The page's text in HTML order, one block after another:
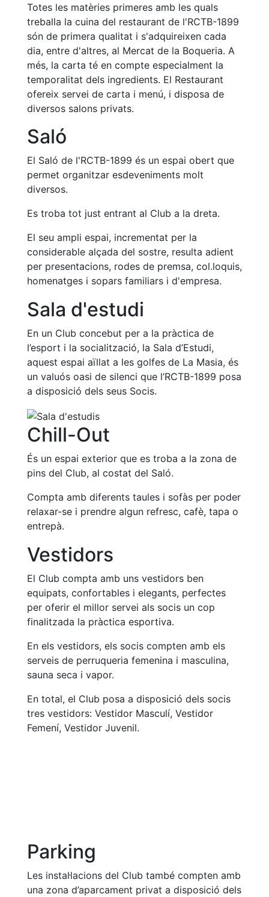
Restaurant
L'Snack
Casa Arilla
Chill Out
Bar
Patrocini
Patrocinadors
Avantatges
Publicitat a la
Revista
Vols ser
Patrocinador
del Club?
Notícies
Inscripcions
Godó
del
Soci/a
Totes les matèries primeres amb les quals
treballa la cuina del restaurant de l'RCTB-1899
són de primera qualitat i s'adquireixen cada
dia, entre d'altres, al Mercat de la Boqueria. A
més, la carta té en compte especialment la
temporalitat dels ingredients. El Restaurant
ofereix servei de carta i menú, i disposa de
diversos salons privats.
Saló
El Saló de l'RCTB-1899 és un espai obert que
permet organitzar esdeveniments molt
diversos.
Es troba tot just entrant al Club a la dreta.
El seu ampli espai, incrementat per la
considerable alçada del sostre, resulta adient
per presentacions, rodes de premsa, col.loquis,
homenatges i sopars familiars i d'empresa.
Sala d'estudi
En un Club concebut per a la pràctica de
l’esport i la socialització, la Sala d’Estudi,
aquest espai aïllat a les golfes de La Masia, és
un valuós oasi de silenci que l’RCTB-1899 posa
a disposició dels seus Socis.
Chill-Out
És un espai exterior que es troba a la zona de
pins del Club, al costat del Saló.
Compta amb diferents taules i sofàs per poder
relaxar-se i prendre algun refresc, cafè, tapa o
entrepà.
Vestidors
El Club compta amb uns vestidors ben
equipats, confortables i elegants, perfectes
per oferir el millor servei als socis un cop
finalitzada la pràctica esportiva.
En els vestidors, els socis compten amb els
serveis de perruqueria femenina i masculina,
sauna seca i vapor.
En total, el Club posa a disposició dels socis
tres vestidors: Vestidor Masculí, Vestidor
Femení, Vestidor Juvenil.
Parking
Les instal·lacions del Club també compten amb
una zona d’aparcament privat a disposició dels